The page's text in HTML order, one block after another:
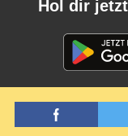
Hol dir